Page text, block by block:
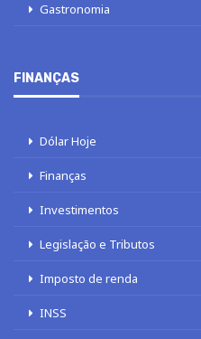
Gastronomia
FINANÇAS
Dólar Hoje
Finanças
Investimentos
Legislação e Tributos
Imposto de renda
INSS